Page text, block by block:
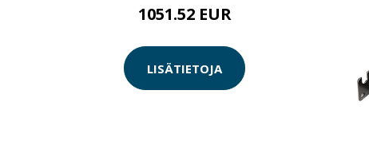
1051.52 EUR
LISÄTIETOJA